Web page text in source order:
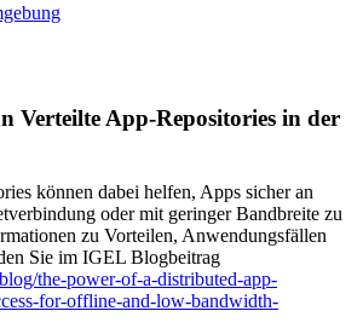
Verteilte App-Repositories in der
können dabei helfen, Apps sicher an
oder mit geringer Bandbreite zu
zu Vorteilen, Anwendungsfällen
Sie im IGEL Blogbeitrag
the-power-of-a-distributed-app-
for-offline-and-low-bandwidth-